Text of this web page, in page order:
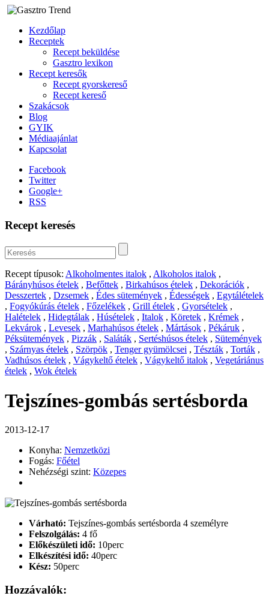
Kezdőlap
Receptek
Recept beküldése
Gasztro lexikon
Recept keresők
Recept gyorskereső
Recept kereső
Szakácsok
Blog
GYIK
Médiaajánlat
Kapcsolat
Facebook
Twitter
Google+
RSS
Recept keresés
Recept típusok: Alkoholmentes italok , Alkoholos italok ,
Bárányhúsos ételek , Befőttek , Birkahúsos ételek , Dekorációk ,
Desszertek , Dzsemek , Édes sütemények , Édességek , Egytálételek
, Fogyókúrás ételek , Főzelékek , Grill ételek , Gyorsételek ,
Halételek , Hidegtálak , Húsételek , Italok , Köretek , Krémek ,
Lekvárok , Levesek , Marhahúsos ételek , Mártások , Pékáruk ,
Péksütemények , Pizzák , Saláták , Sertéshúsos ételek , Sütemények
, Szárnyas ételek , Szörpök , Tenger gyümölcsei , Tészták , Torták ,
Vadhúsos ételek , Vágykeltő ételek , Vágykeltő italok , Vegetáriánus
ételek , Wok ételek
Tejszínes-gombás sertésborda
2013-12-17
Konyha: Nemzetközi
Fogás: Főétel
Nehézségi szint: Közepes
Várható: Tejszínes-gombás sertésborda 4 személyre
Felszolgálás: 4 fő
Előkészületi idő: 10perc
Elkészítési idő: 40perc
Kész: 50perc
Hozzávalók: